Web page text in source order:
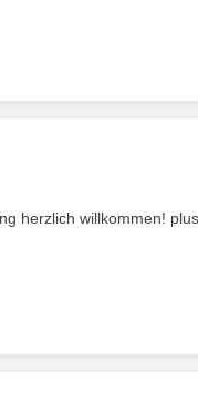
herzlich willkommen!